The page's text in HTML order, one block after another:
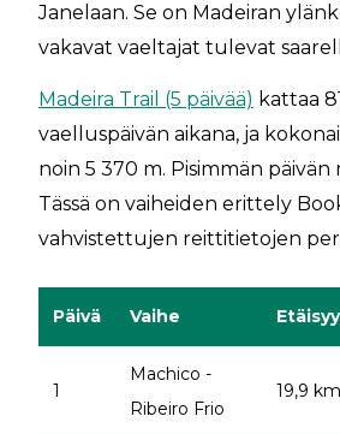
Janelaan. Se on Madeiran
vakavat vaeltajat tulevat
Madeira Trail (5 päivää) kattaa
vaelluspäivän aikana, ja
noin 5 370 m. Pisimmän
Tässä on vaiheiden erittely
vahvistettujen reittitietojen
Päivä Vaihe
1
Machico -
Ribeiro Frio
19,9 km